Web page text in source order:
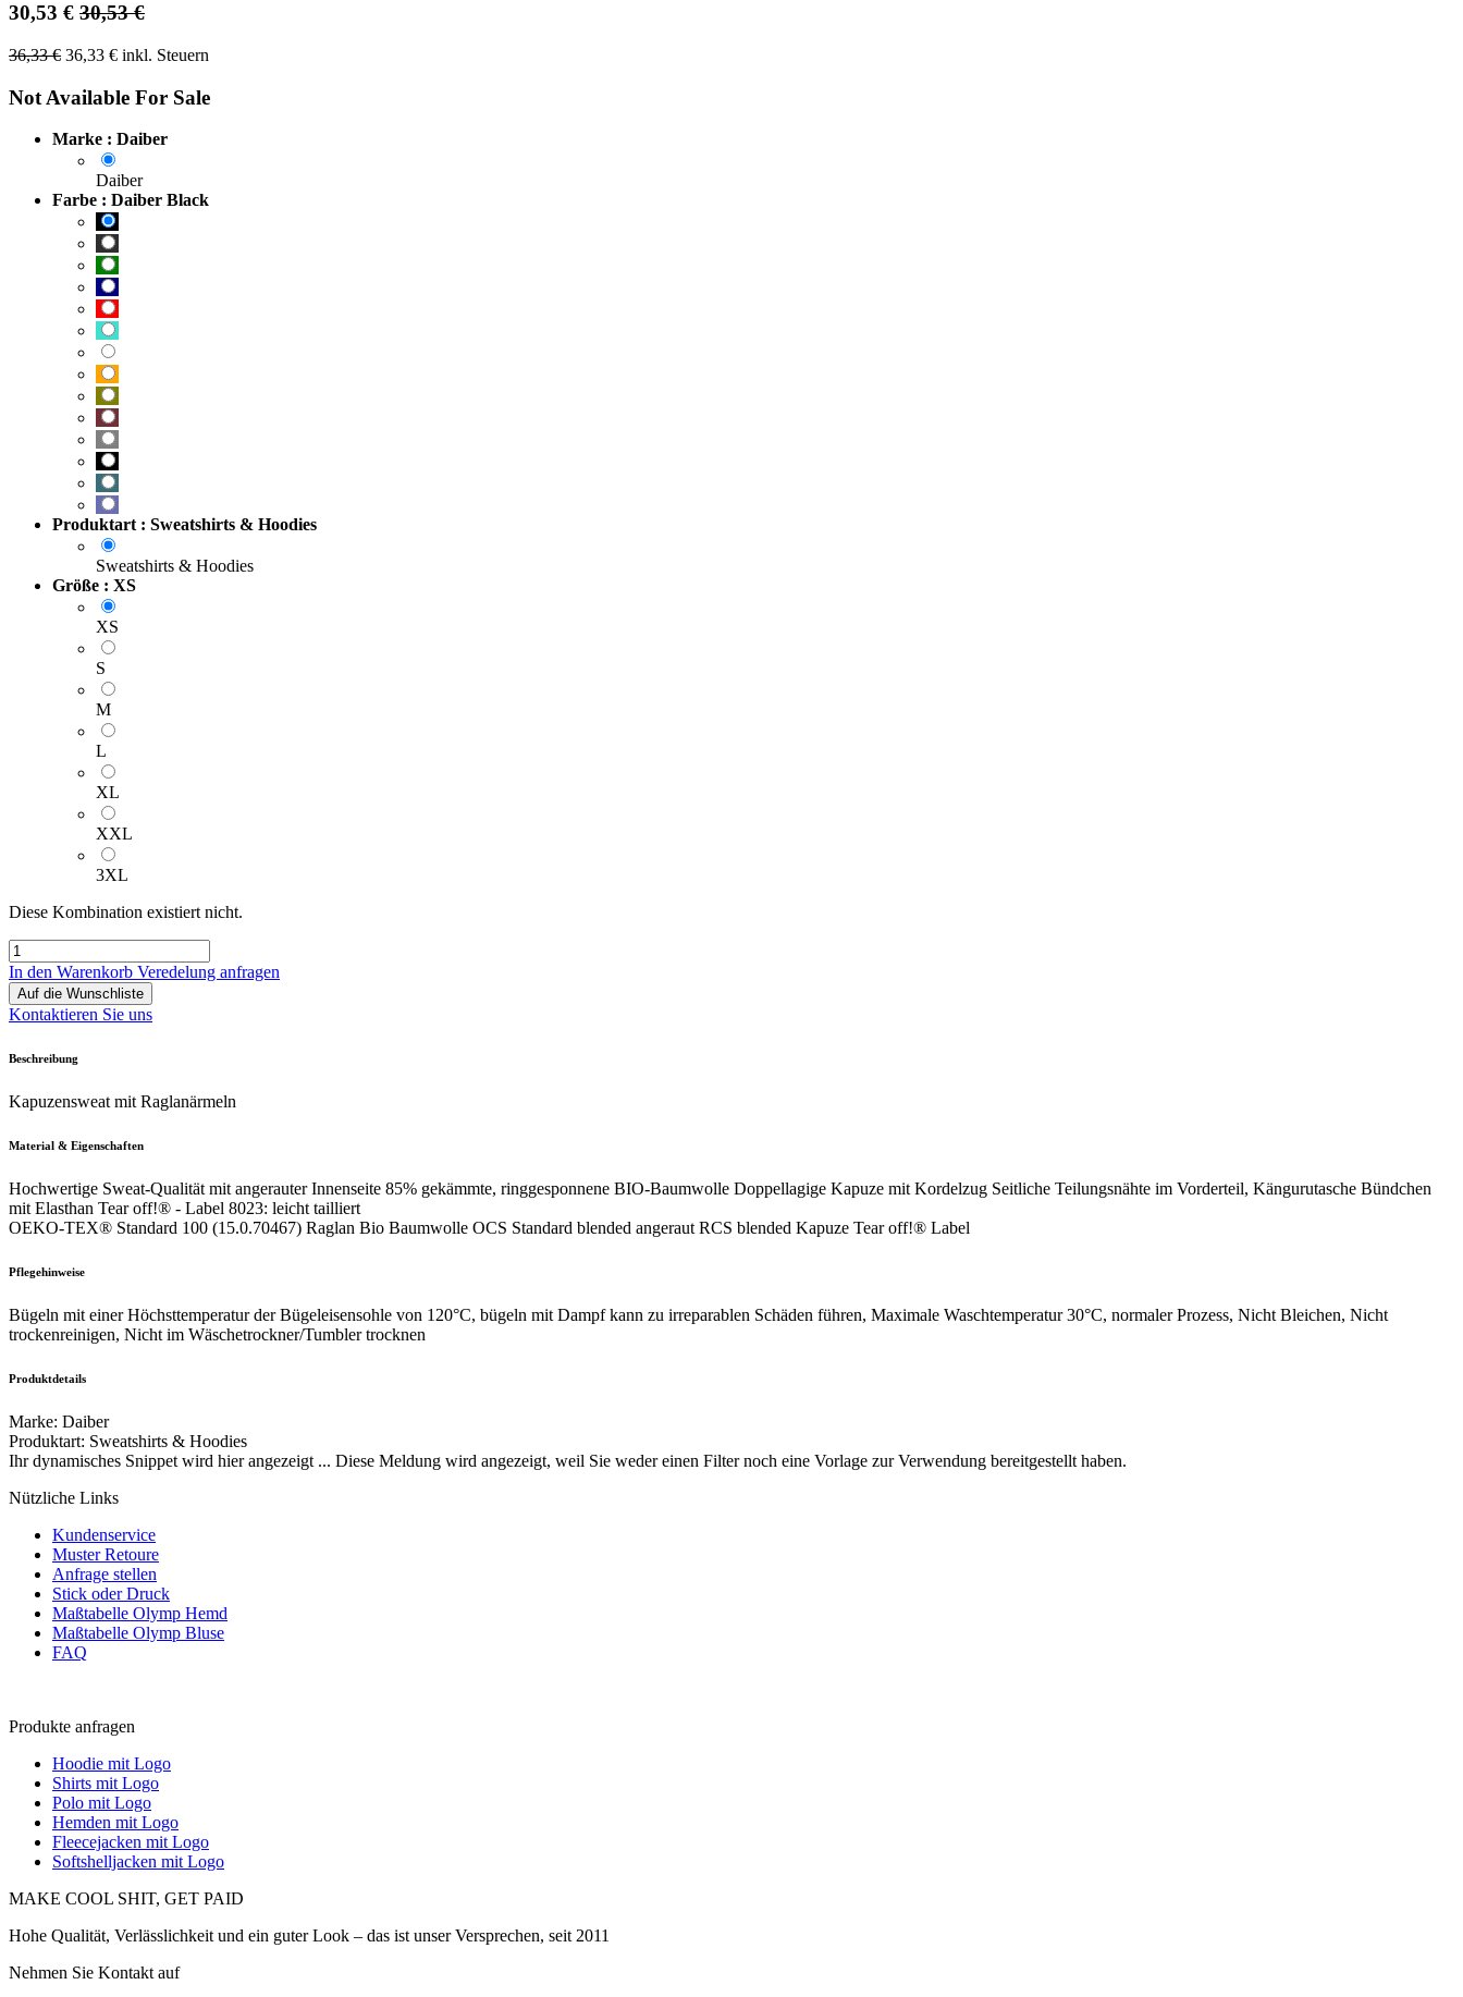
30,53 € 30,53€
36,33€ 36,33 € inkl. Steuern
Not Available For Sale
Marke : Daiber
Daiber
Farbe : Daiber Black
Produktart : Sweatshirts & Hoodies
Sweatshirts & Hoodies
Größe : XS
XS
S
M
L
XL
XXL
3XL
Diese Kombination existiert nicht.
In den Warenkorb Veredelung anfragen
Auf die Wunschliste
Kontaktieren Sie uns
Beschreibung
Kapuzensweat mit Raglanärmeln
Material & Eigenschaften
Hochwertige Sweat-Qualität mit angerauter Innenseite 85% gekämmte, ringgesponnene BIO-Baumwolle Doppellagige Kapuze mit Kordelzug Seitliche Teilungsnähte im Vorderteil, Kängurutasche Bündchen
mit Elasthan Tear off!® - Label 8023: leicht tailliert
OEKO-TEX® Standard 100 (15.0.70467) Raglan Bio Baumwolle OCS Standard blended angeraut RCS blended Kapuze Tear off!® Label
Pflegehinweise
Bügeln mit einer Höchsttemperatur der Bügeleisensohle von 120°C, bügeln mit Dampf kann zu irreparablen Schäden führen, Maximale Waschtemperatur 30°C, normaler Prozess, Nicht Bleichen, Nicht
trockenreinigen, Nicht im Wäschetrockner/Tumbler trocknen
Produktdetails
Marke: Daiber
Produktart: Sweatshirts & Hoodies
Ihr dynamisches Snippet wird hier angezeigt ... Diese Meldung wird angezeigt, weil Sie weder einen Filter noch eine Vorlage zur Verwendung bereitgestellt haben.
Nützliche Links
Kundenservice
Muster Retoure
Anfrage stellen
Stick oder Druck
Maßtabelle Olymp Hemd
Maßtabelle Olymp Bluse
FAQ
Produkte anfragen
Hoodie mit Logo
Shirts mit Logo
Polo mit Logo
Hemden mit Logo
Fleecejacken mit Logo
Softshelljacken mit Logo
MAKE COOL SHIT, GET PAID
Hohe Qualität, Verlässlichkeit und ein guter Look – das ist unser Versprechen, seit 2011
Nehmen Sie Kontakt auf